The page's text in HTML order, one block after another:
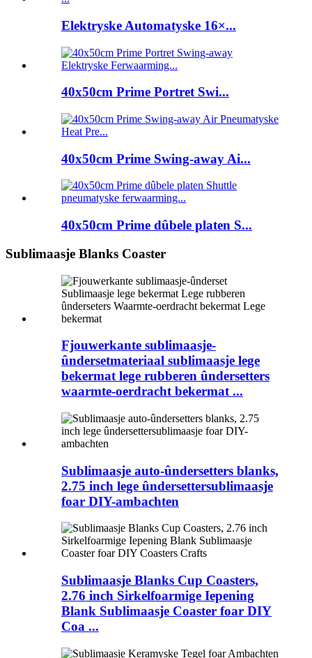
Elektryske Automatyske 16×...
40x50cm Prime Portret Swi...
40x50cm Prime Swing-away Ai...
40x50cm Prime dûbele platen S...
Sublimaasje Blanks Coaster
Fjouwerkante sublimaasje-
ûndersetmateriaal sublimaasje lege
bekermat lege rubberen ûndersetters
waarmte-oerdracht bekermat ...
Sublimaasje auto-ûndersetters blanks,
2.75 inch lege ûndersettersublimaasje
foar DIY-ambachten
Sublimaasje Blanks Cup Coasters,
2.76 inch Sirkelfoarmige Iepening
Blank Sublimaasje Coaster foar DIY
Coa ...